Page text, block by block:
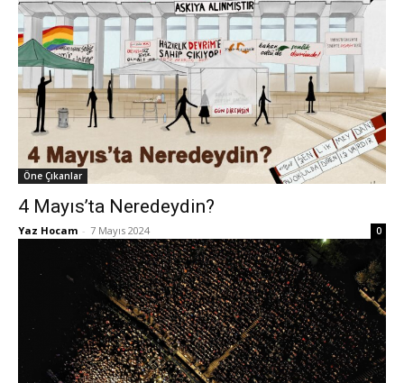
Öne Çıkanlar
4 Mayıs’ta Neredeydin?
Yaz Hocam - 7 Mayıs 2024 0